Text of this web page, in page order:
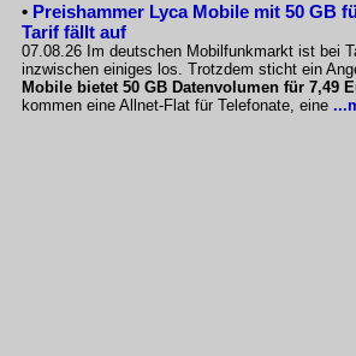
• Preishammer Lyca Mobile mit 50 GB
Tarif fällt auf
07.08.26 Im deutschen Mobilfunkmarkt ist bei
inzwischen einiges los. Trotzdem sticht ein
Mobile bietet 50 GB Datenvolumen für 7,49
kommen eine Allnet-Flat für Telefonate, eine